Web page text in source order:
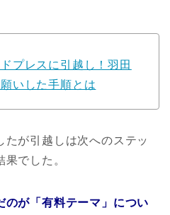
プレスに引越し！羽田
いした手順とは
たが引越しは次へのステッ
でした。
のが「有料テーマ」につい